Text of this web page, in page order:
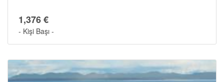
1,376 €
- Kişi Başı -